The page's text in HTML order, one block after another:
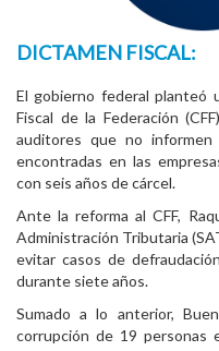
DICTAMEN FISCAL:
El gobierno federal planteó
Fiscal de la Federación
auditores que no informen
encontradas en las
con seis años de cárcel.
Ante la reforma al CFF,
Administración Tributaria
evitar casos de
durante siete años.
Sumado a lo anterior,
corrupción de 19 personas